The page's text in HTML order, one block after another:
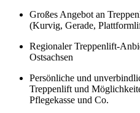
Großes Angebot an
(Kurvig, Gerade,
Regionaler Treppenlift-
Ostsachsen
Persönliche und
Treppenlift und
Pflegekasse und Co.